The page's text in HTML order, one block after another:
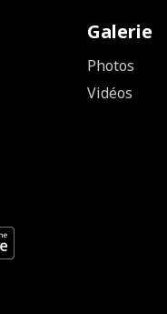
Galerie
Photos
Vidéos